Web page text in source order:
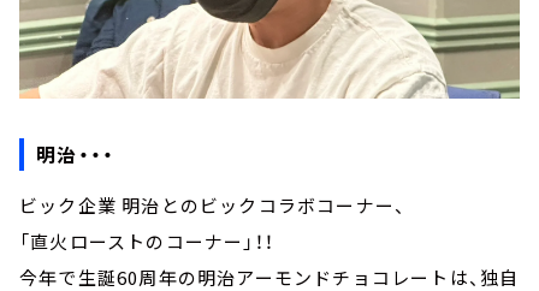
明治・・・
ビック企業 明治とのビックコラボコーナー、
「直火ローストのコーナー」！！
今年で生誕60周年の明治アーモンドチョコレートは、独自